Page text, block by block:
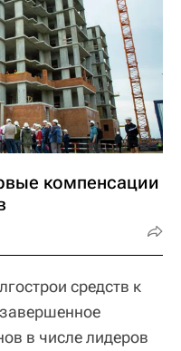
компенсации
средств к
в числе лидеров